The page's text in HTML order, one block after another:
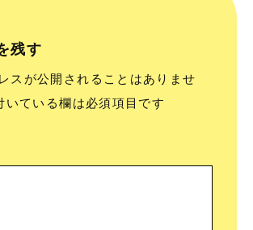
残す
スが公開されることはありませ
いている欄は必須項目です